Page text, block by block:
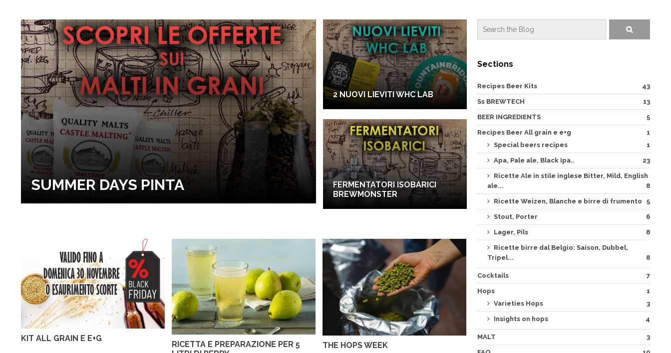
SUMMER DAYS PINTA
2 NUOVI LIEVITI WHC LAB
FERMENTATORI ISOBARICI
BREWMONSTER
KIT ALL GRAIN E E+G
RICETTA E PREPARAZIONE PER 5
THE HOPS WEEK
Sections
Recipes Beer Kits 43
Ss BREWTECH 13
BEER INGREDIENTS 5
Recipes Beer All grain e e+g
1
Special beers recipes
1
Apa, Pale ale, Black Ipa.. 23
Ricette Ale in stile inglese Bitter, Mild, English
ale...
8
Ricette Weizen, Blanche e birre di frumento 5
Stout, Porter 6
Lager, Pils 8
Ricette birre dal Belgio: Saison, Dubbel,
Tripel...
8
Cocktails 7
Hops
1
Varieties Hops
3
Insights on hops 4
MALT 3